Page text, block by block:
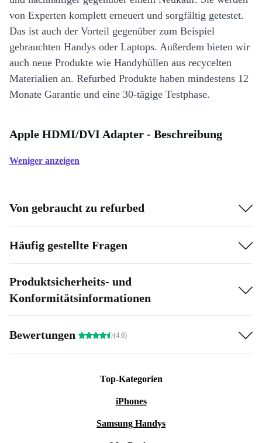
von Experten komplett erneuert und sorgfältig getestet.
Das ist auch der Vorteil gegenüber zum Beispiel
gebrauchten Handys oder Laptops. Außerdem bieten wir
auch neue Produkte wie Handyhüllen aus recycelten
Materialien an. Refurbed Produkte haben mindestens 12
Monate Garantie und eine 30-tägige Testphase.
Apple HDMI/DVI Adapter - Beschreibung
Weniger anzeigen
Von gebraucht zu refurbed
Häufig gestellte Fragen
Produktsicherheits- und
Konformitätsinformationen
Bewertungen (4.6)
Top-Kategorien
iPhones
Samsung Handys